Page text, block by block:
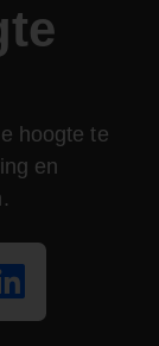
hoogte te
en